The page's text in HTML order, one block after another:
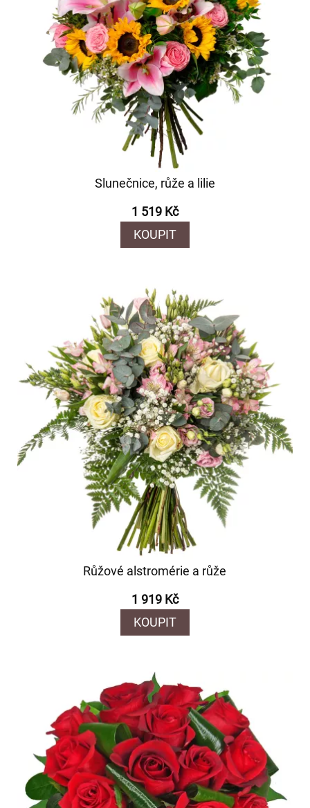
Slunečnice, růže a lilie
1 519 Kč
KOUPIT
Růžové alstromérie a růže
1 919 Kč
KOUPIT